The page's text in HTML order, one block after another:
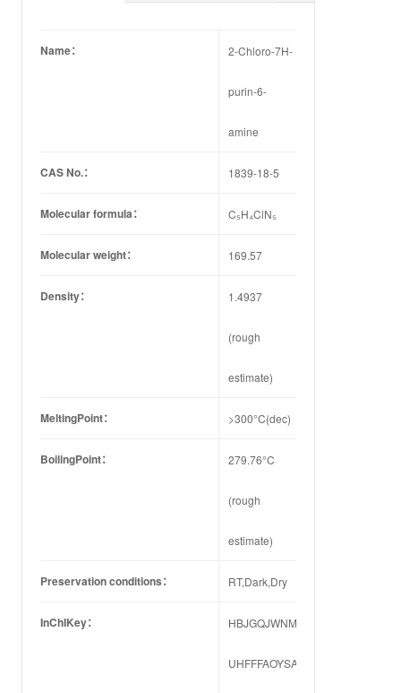
Name： 2-Chloro-7H-
purin-6-
amine
CAS No.： 1839-18-5
Molecular formula： C₅H₄ClN₅
Molecular weight： 169.57
Density： 1.4937
(rough
estimate)
MeltingPoint： >300°C(dec)
BoilingPoint： 279.76°C
(rough
estimate)
Preservation conditions： RT,Dark,Dry
InChIKey： HBJGQJWNMZDFKL-
UHFFFAOYSA-